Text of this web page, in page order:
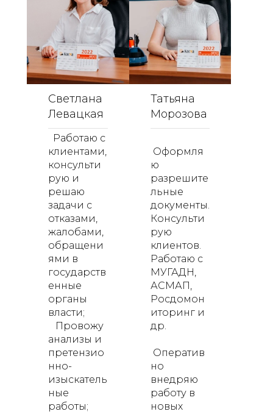
Светлана
Левацкая​​​​​​​
Работаю с
клиентами,
консульти
рую и
решаю
задачи с
отказами,
жалобами,
обращени
ями в
государств
енные
органы
власти;
Провожу
анализы и
претензио
нно-
изыскатель
ные
работы;
Татьяна
Морозова​​​​​​​
Оформля
ю
разрешите
льные
документы.
Консульти
рую
клиентов.
Работаю с
МУГАДН,
АСМАП,
Росдомон
иторинг и
др.
Оператив
но
внедряю
работу в
новых